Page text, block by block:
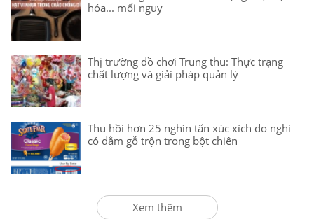
hóa... mối nguy
Thị trường đồ chơi Trung thu: Thực trạng
chất lượng và giải pháp quản lý
Thu hồi hơn 25 nghìn tấn xúc xích do nghi
có dằm gỗ trộn trong bột chiên
Xem thêm